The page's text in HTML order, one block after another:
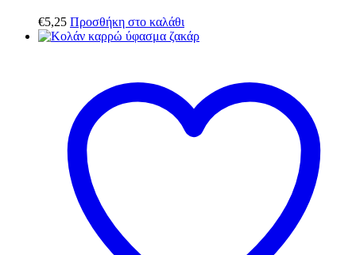
€5,25 Προσθήκη στο καλάθι